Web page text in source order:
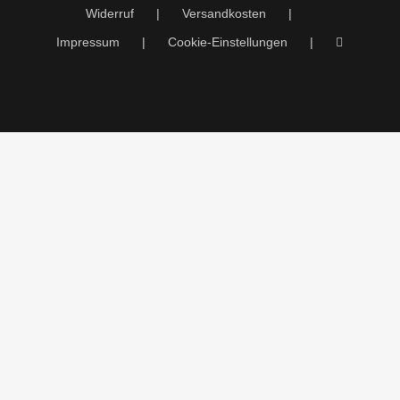
Widerruf
Versandkosten
Impressum
Cookie-Einstellungen